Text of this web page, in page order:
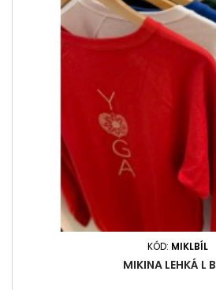
KÓD: MIKLBÍL
MIKINA LEHKÁ L